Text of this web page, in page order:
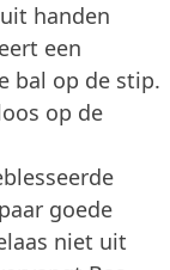
handen
een
bal op de stip.
op de
goede
niet uit